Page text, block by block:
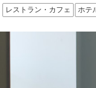
レストラン・カフェ ホテ